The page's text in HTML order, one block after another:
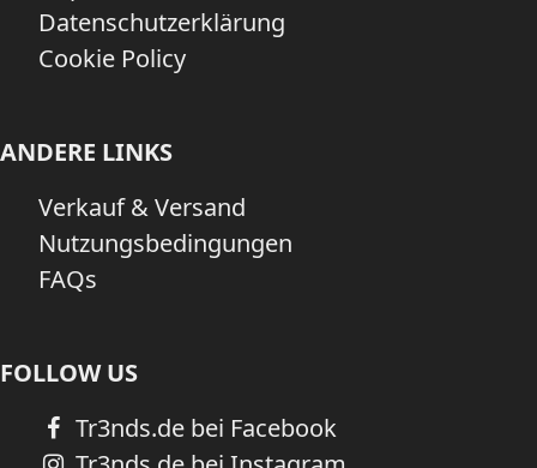
Datenschutzerklärung
Cookie Policy
ANDERE LINKS
Verkauf & Versand
Nutzungsbedingungen
FAQs
FOLLOW US
Tr3nds.de bei Facebook